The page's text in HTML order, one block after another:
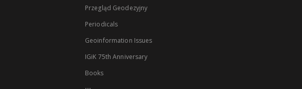
Przegląd Geodezyjny
Periodicals
Geoinformation Issues
IGiK 75th Anniversary
Books
...